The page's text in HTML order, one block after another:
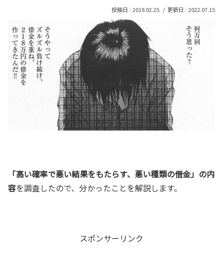
2019.02.25 2022.07.15
「高い確率で悪い結果をもたらす、悪い種類の借金」の内
容を調査したので、分かったことを解説します。
スポンサーリンク